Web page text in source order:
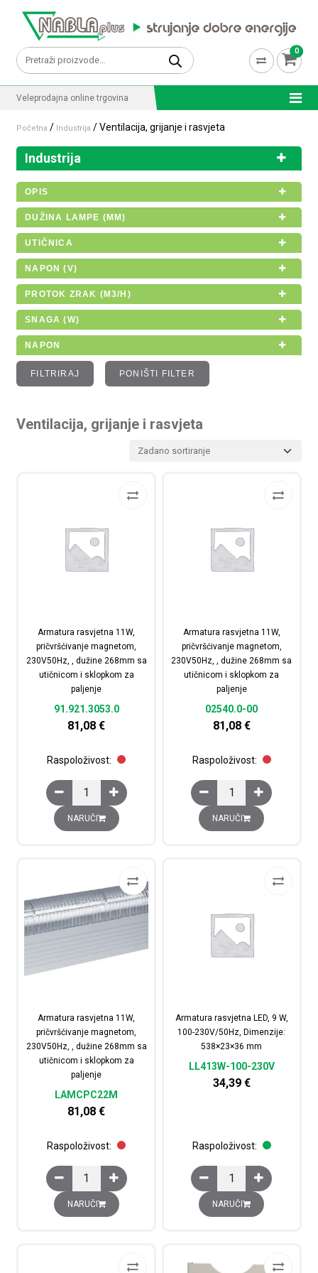
Pretraži: 0
Veleprodajna online trgovina
Početna / Industrija / Ventilacija, grijanje i rasvjeta
Industrija
OPIS
DUŽINA LAMPE (MM)
UTIČNICA
NAPON (V)
PROTOK ZRAK (M3/H)
SNAGA (W)
NAPON
FILTRIRAJ PONIŠTI FILTER
Ventilacija, grijanje i rasvjeta
Armatura rasvjetna 11W,
pričvršćivanje magnetom,
230V50Hz, , dužine 268mm sa
utičnicom i sklopkom za
paljenje
91.921.3053.0
81,08€
Raspoloživost:
Armatura rasvjetna 11W, pričvršćivanje magnetom,
NARUČI
Armatura rasvjetna 11W,
pričvršćivanje magnetom,
230V50Hz, , dužine 268mm sa
utičnicom i sklopkom za
paljenje
02540.0-00
81,08 €
Raspoloživost:
Armatura rasvjetna
NARUČI
Armatura rasvjetna 11W,
pričvršćivanje magnetom,
230V50Hz, , dužine 268mm sa
utičnicom i sklopkom za
paljenje
LAMCPC22M
81,08€
Raspoloživost:
Armatura rasvjetna 11W, pričvršćivanje magnetom,
NARUČI
Armatura rasvjetna LED, 9 W,
100-230V/50Hz, Dimenzije:
538×23×36 mm
LL413W-100-230V
34,39 €
Raspoloživost:
Armatura rasvjetna
NARUČI